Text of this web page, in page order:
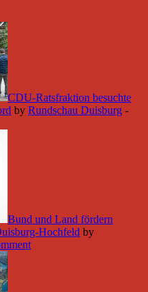
CDU-Ratsfraktion besuchte
by Rundschau Duisburg -
Bund und Land fördern
Hochfeld by